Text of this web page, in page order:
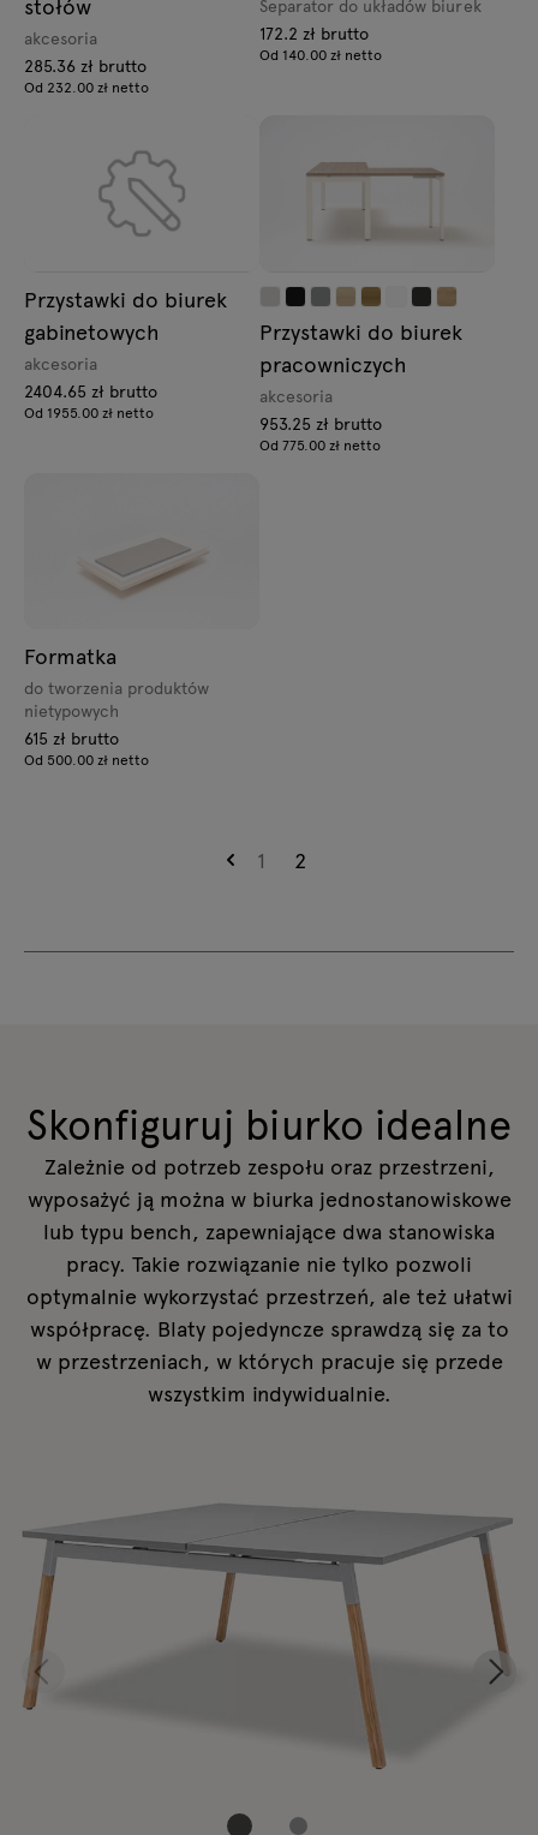
akcesoria
285.36 zł brutto
Od 232.00 zł netto
Separator do układów biurek
172.2 zł brutto
Od 140.00 zł netto
Przystawki do biurek
gabinetowych
akcesoria
2404.65 zł brutto
Od 1955.00 zł netto
Przystawki do biurek
pracowniczych
akcesoria
953.25 zł brutto
Od 775.00 zł netto
Formatka
do tworzenia produktów
nietypowych
615 zł brutto
Od 500.00 zł netto
1 2
Skonfiguruj biurko idealne
Zależnie od potrzeb zespołu oraz przestrzeni,
wyposażyć ją można w biurka jednostanowiskowe
lub typu bench, zapewniające dwa stanowiska
pracy. Takie rozwiązanie nie tylko pozwoli
optymalnie wykorzystać przestrzeń, ale też ułatwi
współpracę. Blaty pojedyncze sprawdzą się za to
w przestrzeniach, w których pracuje się przede
wszystkim indywidualnie.